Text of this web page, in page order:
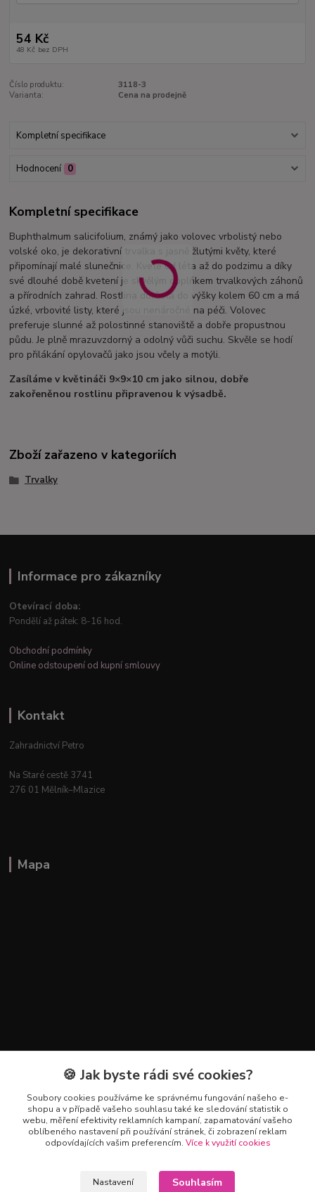
54 Kč
48 Kč bez DPH
Číslo produktu:
3118-3
Varianta:
Cena na prodejně
Kompletní specifikace
Hodnocení 0
Kompletní specifikace
Buphthalmum salicifolium, známý jako volovec vrbolistý nebo
volské oko, je dekorativní trvalka s jasně žlutými květy, které
připomínají malé slunečnice. Kvete od léta až do podzimu a díky
své dlouhé době kvetení je skvělým doplňkem trvalkových záhonů
a přírodních zahrad. Rostlina dorůstá do výšky kolem 60 cm a má
úzké, vrbovité listy, které jsou nenáročné na péči. Volovec
preferuje slunné až polostinné stanoviště a dobře propustnou
půdu. Je plně mrazuvzdorný a odolný vůči suchu. Skvěle se hodí
pro přilákání opylovačů jako jsou včely a motýli.
Zasíláme v květináči 9×9×10 cm jako silnou, dobře
zakořeněnou rostlinu připravenou k výsadbě.
Zboží zařazeno v kategoriích
Trvalky
Informace pro zákazníky
Otevírací doba:
Pondělí až pátek: 8-16 hod.
Obchodní podmínky
Online odstoupení od kupní smlouvy
Kontakt
Zahradnictví Petro
Na Staré cestě 3741
276 01 Mělník–Mlazice
Mapa
Kontakty
+420 602 223 614
info@zahradnictvipetro.cz
🍪 Jak byste rádi své cookies?
Soubory cookies používáme ke správnému fungování našeho e-
shopu a v případě vašeho souhlasu také ke sledování statistik o
webu, měření efektivity reklamních kampaní, zapamatování vašeho
oblíbeného nastavení při používání stránek, či zobrazení reklam
odpovídajících vašim preferencím. Více k využití cookies
Nastavení Souhlasím